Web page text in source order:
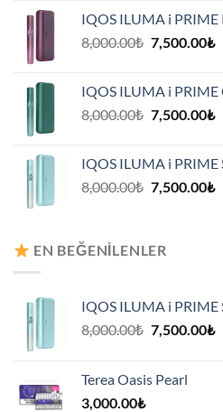
IQOS ILUMA i PRIME
8,000.00₺ Orijinal
7,500.00₺Şu
IQOS ILUMA i PRIME
8,000.00₺ Orijinal
7,500.00₺Şu
IQOS ILUMA i PRIME
8,000.00₺ Orijinal
7,500.00₺Şu
EN BEĞENILENLER
IQOS ILUMA i PRIME
8,000.00₺ Orijinal
7,500.00₺Şu
Terea Oasis Pearl
3,000.00₺